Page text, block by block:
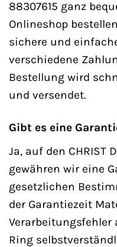
88307615 ganz
Onlineshop
sichere und
verschiedene
Bestellung wird
und versendet.
Gibt es eine
Ja, auf den CHRIST
gewähren wir eine
gesetzlichen
der Garantiezeit
Verarbeitungsfehler
Ring